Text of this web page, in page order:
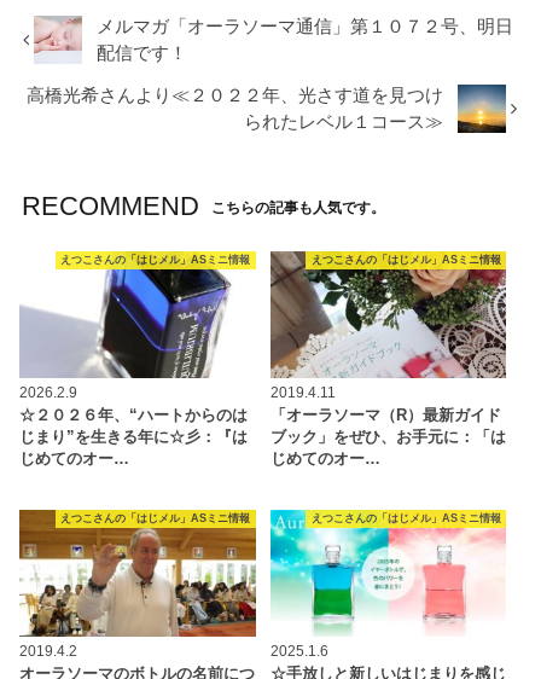
メルマガ「オーラソーマ通信」第１０７２号、明日
配信です！
高橋光希さんより≪２０２２年、光さす道を見つけ
られたレベル１コース≫
RECOMMEND こちらの記事も人気です。
えつこさんの「はじメル」ASミニ情報
2026.2.9
☆２０２６年、“ハートからのは
じまり”を生きる年に☆彡：『は
じめてのオー…
えつこさんの「はじメル」ASミニ情報
2019.4.11
「オーラソーマ（R）最新ガイド
ブック」をぜひ、お手元に：「は
じめてのオー…
えつこさんの「はじメル」ASミニ情報
2019.4.2
オーラソーマのボトルの名前につ
えつこさんの「はじメル」ASミニ情報
2025.1.6
☆手放しと新しいはじまりを感じ